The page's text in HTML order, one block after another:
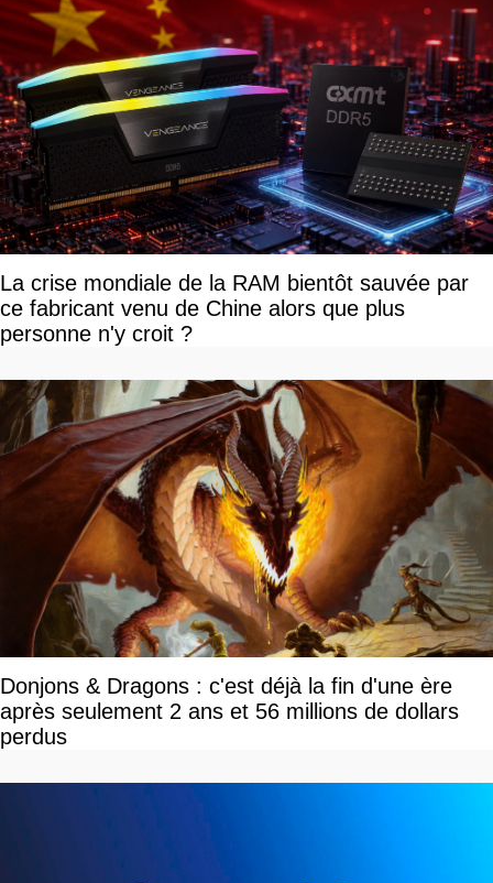
La crise mondiale de la RAM bientôt sauvée par
ce fabricant venu de Chine alors que plus
personne n'y croit ?
Donjons & Dragons : c'est déjà la fin d'une ère
après seulement 2 ans et 56 millions de dollars
perdus